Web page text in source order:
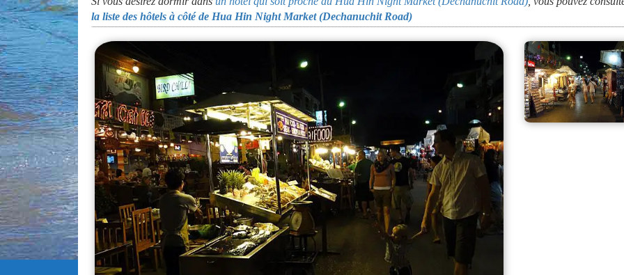
la liste des hôtels à côté de Hua Hin Night Market (Dechanuchit Road)